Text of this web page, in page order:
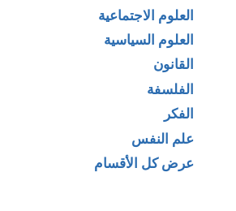
العلوم الاجتماعية
العلوم السياسية
القانون
الفلسفة
الفكر
علم النفس
عرض كل الأقسام